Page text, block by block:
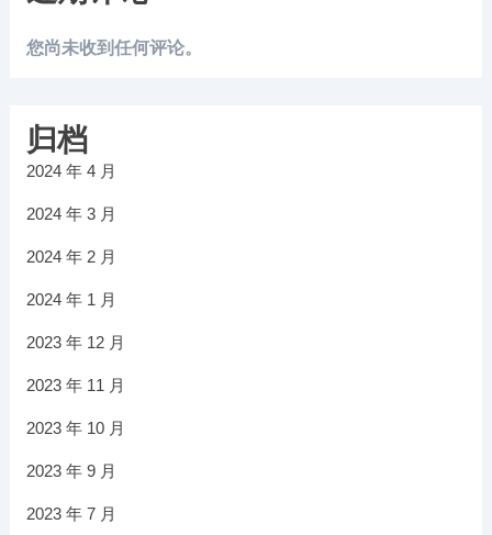
您尚未收到任何评论。
归档
2024 年 4 月
2024 年 3 月
2024 年 2 月
2024 年 1 月
2023 年 12 月
2023 年 11 月
2023 年 10 月
2023 年 9 月
2023 年 7 月